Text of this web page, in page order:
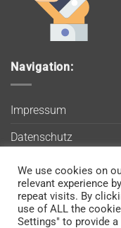
Navigation:
Impressum
Datenschutz
AGB
Blog
Kontakt
We use cookies on
relevant experience
repeat visits. By
use of ALL the
Settings" to provide
Wir verwenden
unserer Website die
Sie diese Website